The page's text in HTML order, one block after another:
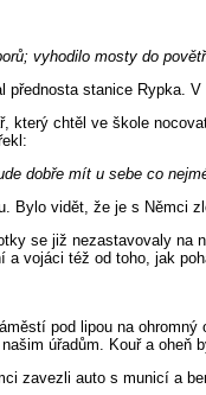
vyhodilo mosty do
přednosta stanice Rypka.
který chtěl ve škole
dobře mít u sebe co
Bylo vidět, že je s Němci
se již nezastavovaly
a vojáci též od toho, jak
pod lipou na
úřadům. Kouř a oheň
zavezli auto s municí a